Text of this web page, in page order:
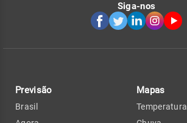
Siga-nos
Previsão
Brasil
Mapas
Temperatura